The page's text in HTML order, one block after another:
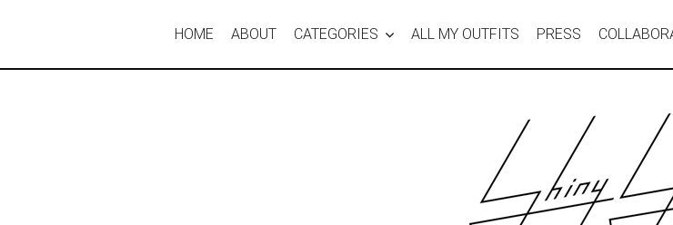
HOME ABOUT CATEGORIES ALL MY OUTFITS PRESS